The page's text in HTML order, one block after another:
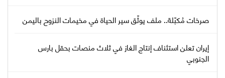
صرخات مُكبّلة.. ملف يوثّق سير الحياة في مخيمات النزوح باليمن
إيران تعلن استئناف إنتاج الغاز في ثلاث منصات بحقل بارس
الجنوبي